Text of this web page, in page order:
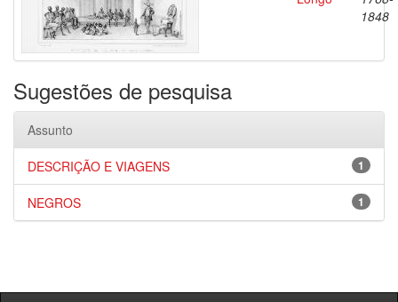
1848
Sugestões de pesquisa
Assunto
1
DESCRIÇÃO E VIAGENS
1
NEGROS